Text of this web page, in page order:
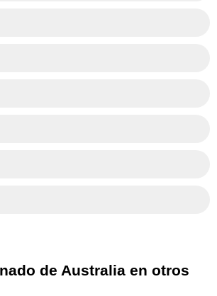
de Australia en otros